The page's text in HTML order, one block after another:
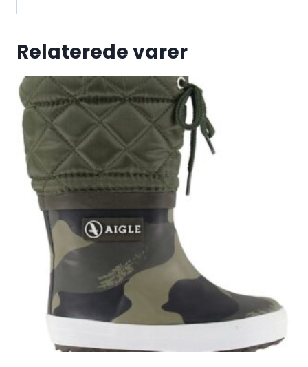
Relaterede varer